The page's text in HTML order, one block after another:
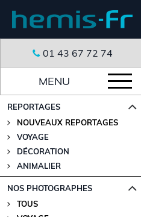
01 43 67 72 74
MENU
REPORTAGES
NOUVEAUX REPORTAGES
VOYAGE
DÉCORATION
ANIMALIER
NOS PHOTOGRAPHES
TOUS